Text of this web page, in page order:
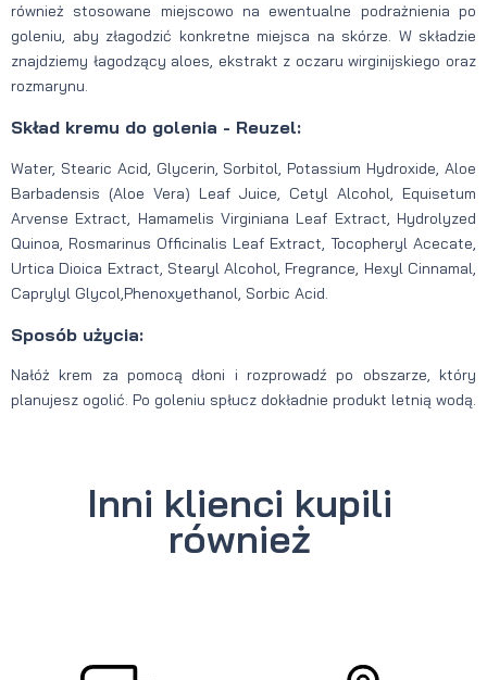
również stosowane miejscowo na ewentualne podrażnienia po
goleniu, aby złagodzić konkretne miejsca na skórze. W składzie
znajdziemy łagodzący aloes, ekstrakt z oczaru wirginijskiego oraz
rozmarynu.
Skład kremu do golenia - Reuzel:
Water, Stearic Acid, Glycerin, Sorbitol, Potassium Hydroxide, Aloe
Barbadensis (Aloe Vera) Leaf Juice, Cetyl Alcohol, Equisetum
Arvense Extract, Hamamelis Virginiana Leaf Extract, Hydrolyzed
Quinoa, Rosmarinus Officinalis Leaf Extract, Tocopheryl Acecate,
Urtica Dioica Extract, Stearyl Alcohol, Fregrance, Hexyl Cinnamal,
Caprylyl Glycol,Phenoxyethanol, Sorbic Acid.
Sposób użycia:
Nałóż krem za pomocą dłoni i rozprowadź po obszarze, który
planujesz ogolić. Po goleniu spłucz dokładnie produkt letnią wodą.
Inni klienci kupili
również